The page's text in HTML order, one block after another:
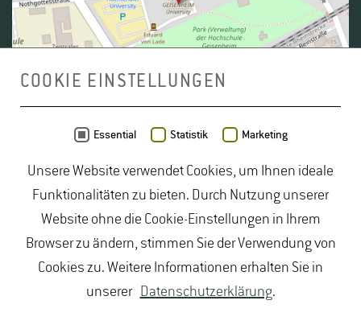
OpenStreetMap- Veröffentlicht unterODbL
duales Studium Gartenbau| Gartenbau Studium|
Lebensmittelrecht Studium|Lebensmittelsicherheit
Studium| Naturschutz Studium|Oenologie
Studium| Studiengang Logistik|Studiengänge
Lebensmittel |Studiengänge Natur| Studiengänge
COOKIE EINSTELLUNGEN
Essential Statistik Marketing
Unsere Website verwendet Cookies, um Ihnen ideale
Funktionalitäten zu bieten. Durch Nutzung unserer
Website ohne die Cookie-Einstellungen in Ihrem
Browser zu ändern, stimmen Sie der Verwendung von
Cookies zu. Weitere Informationen erhalten Sie in
unserer Datenschutzerklärung.